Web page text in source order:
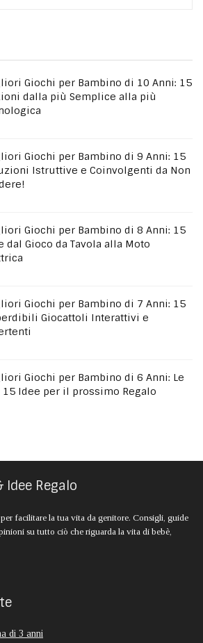
Giochi per Bambino di 10 Anni: 15
dalla più Semplice alla più
Giochi per Bambino di 9 Anni: 15
Istruttive e Coinvolgenti da Non
Giochi per Bambino di 8 Anni: 15
dal Gioco da Tavola alla Moto
Giochi per Bambino di 7 Anni: 15
Giocattoli Interattivi e
Giochi per Bambino di 6 Anni: Le
15 Idee per il prossimo Regalo
Idee Regalo
facilitare la tua vita da genitore. Consigli, guide
su tutto ciò che riguarda la vita di bebè,
di 3 anni